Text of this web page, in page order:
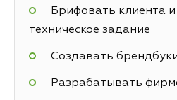
Брифовать клиента и
техническое задание
Создавать
Разрабатывать